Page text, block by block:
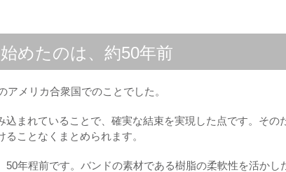
めたのは、約50年前
メリカ合衆国でのことでした。
まれていることで、確実な結束を実現した点です。その
ことなくまとめられます。
年程前です。バンドの素材である樹脂の柔軟性を活かし